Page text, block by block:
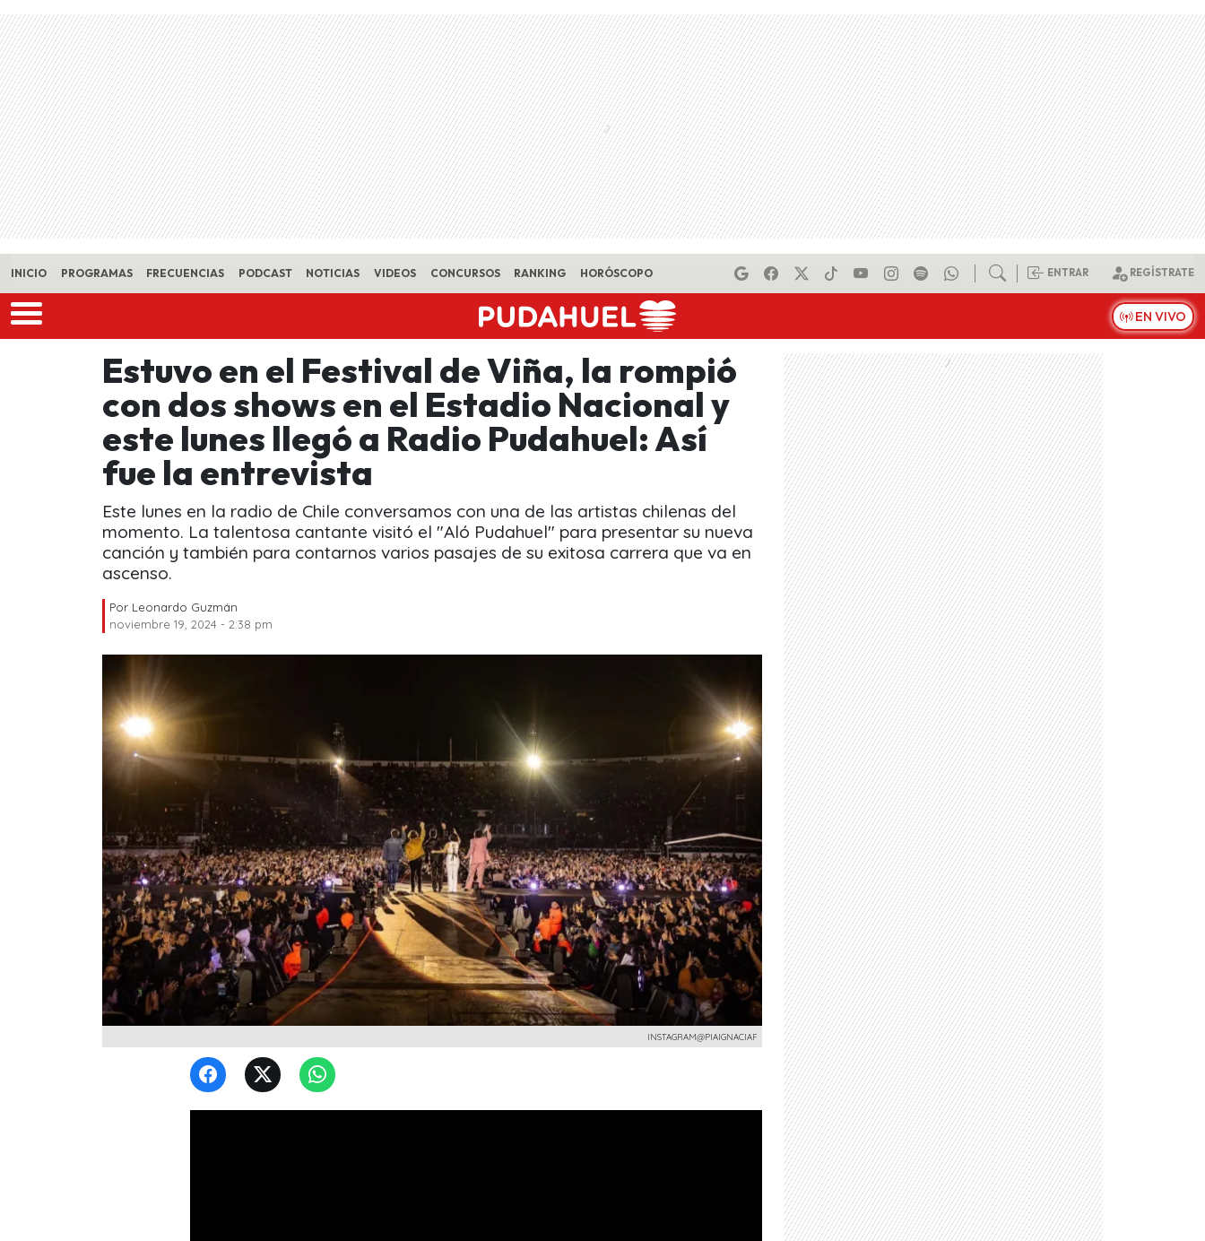
Skip to main content
INICIO PROGRAMAS FRECUENCIAS PODCAST NOTICIAS VIDEOS CONCURSOS RANKING HORÓSCOPO ENTRAR REGÍSTRATE
EN VIVO
Estuvo en el Festival de Viña, la rompió
con dos shows en el Estadio Nacional y
este lunes llegó a Radio Pudahuel: Así
fue la entrevista
Este lunes en la radio de Chile conversamos con una de las artistas chilenas del
momento. La talentosa cantante visitó el "Aló Pudahuel" para presentar su nueva
canción y también para contarnos varios pasajes de su exitosa carrera que va en
ascenso.
Por Leonardo Guzmán
noviembre 19, 2024 - 2:38 pm
INSTAGRAM@PIAIGNACIAF